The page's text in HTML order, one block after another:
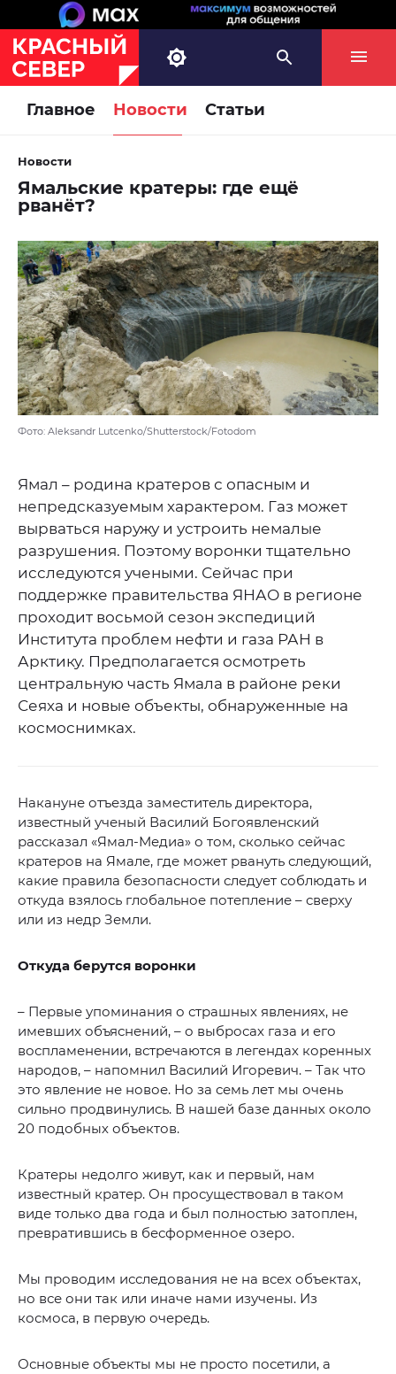
Главное Новости Статьи
Новости
Ямальские кратеры: где ещё
рванёт?
Фото: Aleksandr Lutcenko/Shutterstock/Fotodom
Ямал – родина кратеров с опасным и
непредсказуемым характером. Газ может
вырваться наружу и устроить немалые
разрушения. Поэтому воронки тщательно
исследуются учеными. Сейчас при
поддержке правительства ЯНАО в регионе
проходит восьмой сезон экспедиций
Института проблем нефти и газа РАН в
Арктику. Предполагается осмотреть
центральную часть Ямала в районе реки
Сеяха и новые объекты, обнаруженные на
космоснимках.
Накануне отъезда заместитель директора,
известный ученый Василий Богоявленский
рассказал «Ямал-Медиа» о том, сколько сейчас
кратеров на Ямале, где может рвануть следующий,
какие правила безопасности следует соблюдать и
откуда взялось глобальное потепление – сверху
или из недр Земли.
Откуда берутся воронки
– Первые упоминания о страшных явлениях, не
имевших объяснений, – о выбросах газа и его
воспламенении, встречаются в легендах коренных
народов, – напомнил Василий Игоревич. – Так что
это явление не новое. Но за семь лет мы очень
сильно продвинулись. В нашей базе данных около
20 подобных объектов.
Кратеры недолго живут, как и первый, нам
известный кратер. Он просуществовал в таком
виде только два года и был полностью затоплен,
превратившись в бесформенное озеро.
Мы проводим исследования не на всех объектах,
но все они так или иначе нами изучены. Из
космоса, в первую очередь.
Основные объекты мы не просто посетили, а